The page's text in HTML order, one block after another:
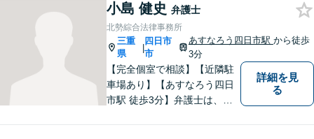
相談は初回無料】【夜間予約
可能】
小島 健史 弁護士
北勢綜合法律事務所
三重
県
|
四日市
市
あすなろう四日市駅 から徒歩
3分
【完全個室で相談】【近隣駐
車場あり】【あすなろう四日
市駅 徒歩3分】弁護士は、依
詳細を見
る